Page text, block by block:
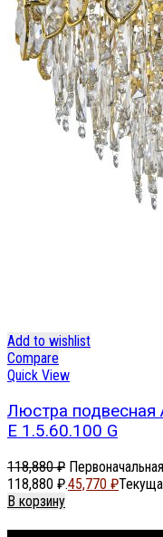
Add to wishlist
Compare
Quick View
Люстра подвесная
E 1.5.60.100 G
118,880₽
118,880 ₽.45,770 ₽
В корзину